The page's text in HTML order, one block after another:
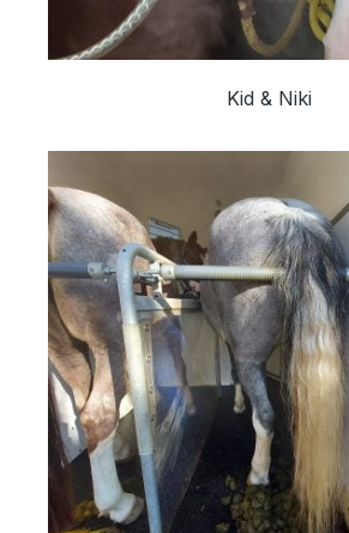
Kid & Niki